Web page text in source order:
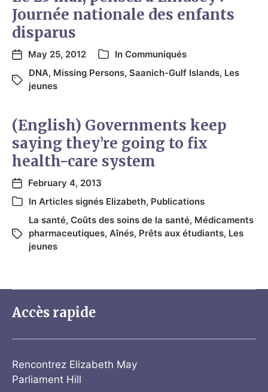
Journée nationale des enfants
disparus
May 25, 2012 In Communiqués
DNA, Missing Persons, Saanich-Gulf Islands, Les
jeunes
(English) Governments keep
saying they’re going to fix
health-care system
February 4, 2013
In Articles signés Elizabeth, Publications
La santé, Coûts des soins de la santé, Médicaments
pharmaceutiques, Aînés, Prêts aux étudiants, Les
jeunes
Accès rapide
Rencontrez Elizabeth May
Parliament Hill